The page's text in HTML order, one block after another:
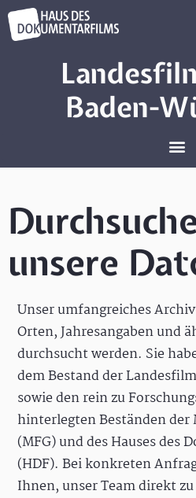
Baden-
unsere
Unser umfangreiches
Orten, Jahresangaben und
durchsucht werden. Sie
dem Bestand der
sowie den rein zu
hinterlegten Beständen
(MFG) und des Hauses des
(HDF). Bei konkreten
Ihnen, unser Team direkt